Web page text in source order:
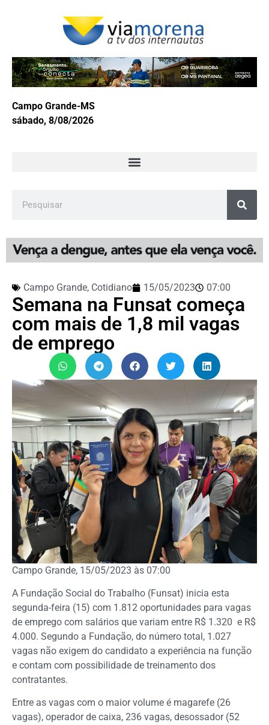
Campo Grande-MS
sábado, 8/08/2026
Campo Grande, Cotidiano 15/05/2023 07:00
Semana na Funsat começa
com mais de 1,8 mil vagas
de emprego
Campo Grande, 15/05/2023 às 07:00
A Fundação Social do Trabalho (Funsat) inicia esta
segunda-feira (15) com 1.812 oportunidades para vagas
de emprego com salários que variam entre R$ 1.320 e R$
4.000. Segundo a Fundação, do número total, 1.027
vagas não exigem do candidato a experiência na função
e contam com possibilidade de treinamento dos
contratantes.
Entre as vagas com o maior volume é magarefe (26
vagas), operador de caixa, 236 vagas, desossador (52